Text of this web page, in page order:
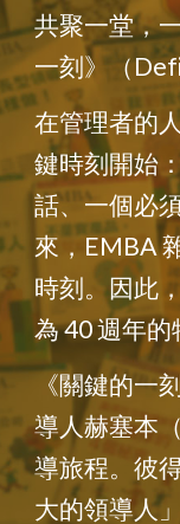
共聚一堂，
一刻》（
在管理者的
鍵時刻開始
話、一個必
來，EMBA
時刻。因此
為 40 週年
《關鍵的一
導人赫塞本
導旅程。彼
大的領導人